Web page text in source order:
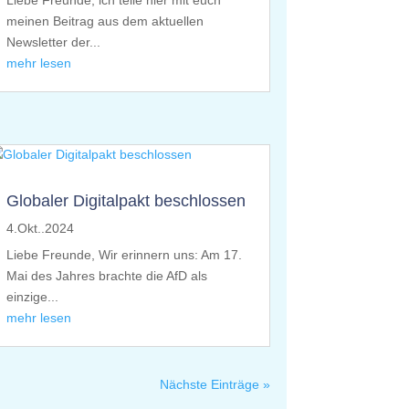
meinen Beitrag aus dem aktuellen
Newsletter der...
mehr lesen
Globaler Digitalpakt beschlossen
4.Okt..2024
Liebe Freunde, Wir erinnern uns: Am 17.
Mai des Jahres brachte die AfD als
einzige...
mehr lesen
Nächste Einträge »